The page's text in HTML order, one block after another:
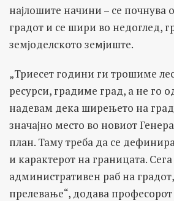
најлошите начини – се почнува
градот и се шири во недоглед,
земјоделското земјиште.
„Триесет години ги трошиме
ресурси, градиме град, а не го
надевам дека ширењето на
значајно место во новиот
план. Таму треба да се
и карактерот на границата.
административен раб на
прелевање“, додава професорот